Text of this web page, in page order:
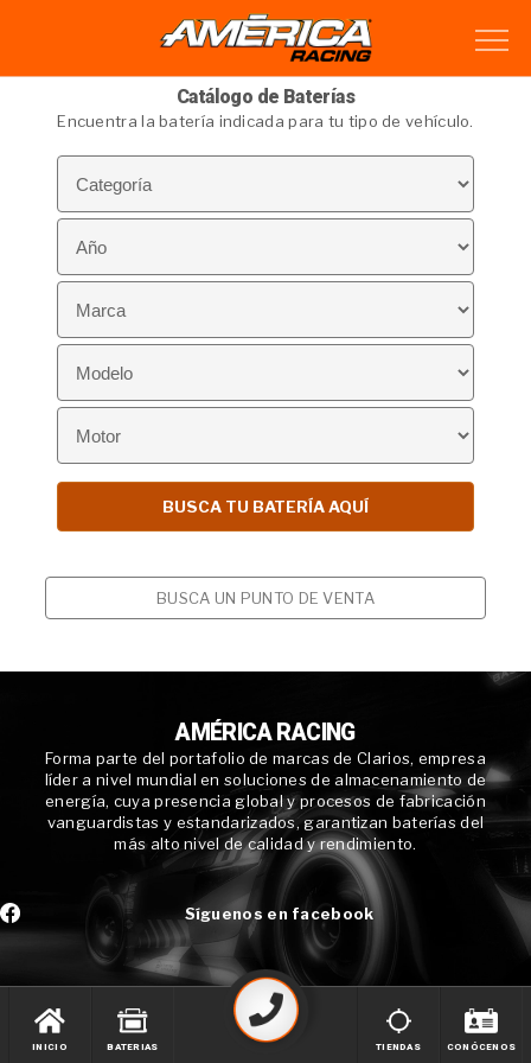
Catálogo de Baterías
Encuentra la batería indicada para tu tipo de vehículo.
BUSCA UN PUNTO DE VENTA
AMÉRICA RACING
Forma parte del portafolio de marcas de Clarios, empresa
líder a nivel mundial en soluciones de almacenamiento de
energía, cuya presencia global y procesos de fabricación
vanguardistas y estandarizados, garantizan baterías del
más alto nivel de calidad y rendimiento.
Síguenos en facebook
INICIO BATERIAS TIENDAS CONÓCENOS